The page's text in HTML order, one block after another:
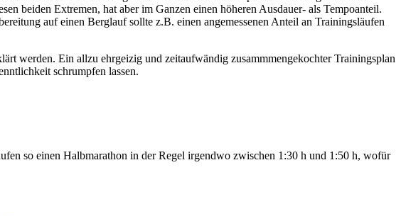
beiden Extremen, hat aber im Ganzen einen höheren Ausdauer- als Tempoanteil.
auf einen Berglauf sollte z.B. einen angemessenen Anteil an Trainingsläufen
werden. Ein allzu ehrgeizig und zeitaufwändig zusammmengekochter Trainingsplan
schrumpfen lassen.
so einen Halbmarathon in der Regel irgendwo zwischen 1:30 h und 1:50 h, wofür